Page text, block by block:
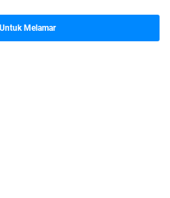
Melamar